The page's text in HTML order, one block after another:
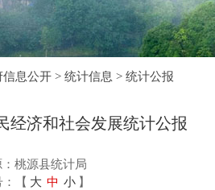
信息公开 > 统计信息 > 统计公报
经济和社会发展统计公报
：桃源县统计局
：【 大 中 小 】